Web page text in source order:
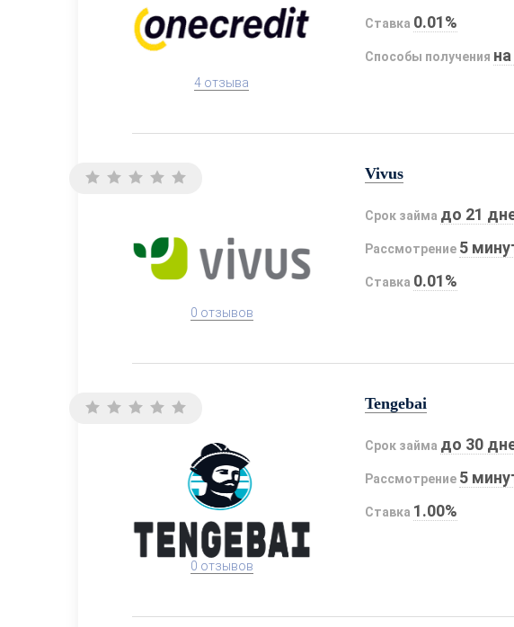
4 отзыва
Ставка 0.01%
Способы получения
0 отзывов
Vivus
Срок займа до 21
Рассмотрение 5
Ставка 0.01%
0 отзывов
Tengebai
Срок займа до 30
Рассмотрение 5
Ставка 1.00%